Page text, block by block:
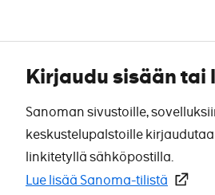
Kirjaudu sisään tai
Sanoman sivustoille,
keskustelupalstoille
linkitetyllä sähköpostilla.
Lue lisää Sanoma-tilistä